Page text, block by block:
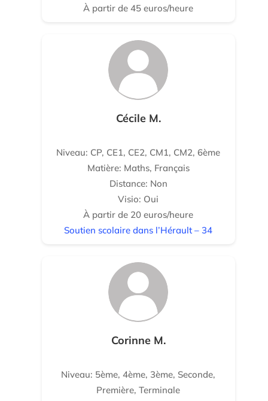
À partir de 45 euros/heure
Cécile M.
Niveau: CP, CE1, CE2, CM1, CM2, 6ème
Matière: Maths, Français
Distance: Non
Visio: Oui
À partir de 20 euros/heure
Soutien scolaire dans l’Hérault – 34
Corinne M.
Niveau: 5ème, 4ème, 3ème, Seconde,
Première, Terminale